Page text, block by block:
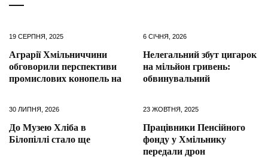
19 СЕРПНЯ, 2025
Аграрії Хмільниччини
обговорили перспективи
промислових конопель на
6 СІЧНЯ, 2026
Нелегальний збут цигарок
на мільйон гривень:
обвинувальний
30 ЛИПНЯ, 2026
До Музею Хліба в
Білопіллі стало ще
23 ЖОВТНЯ, 2025
Працівники Пенсійного
фонду у Хмільнику
передали дрон